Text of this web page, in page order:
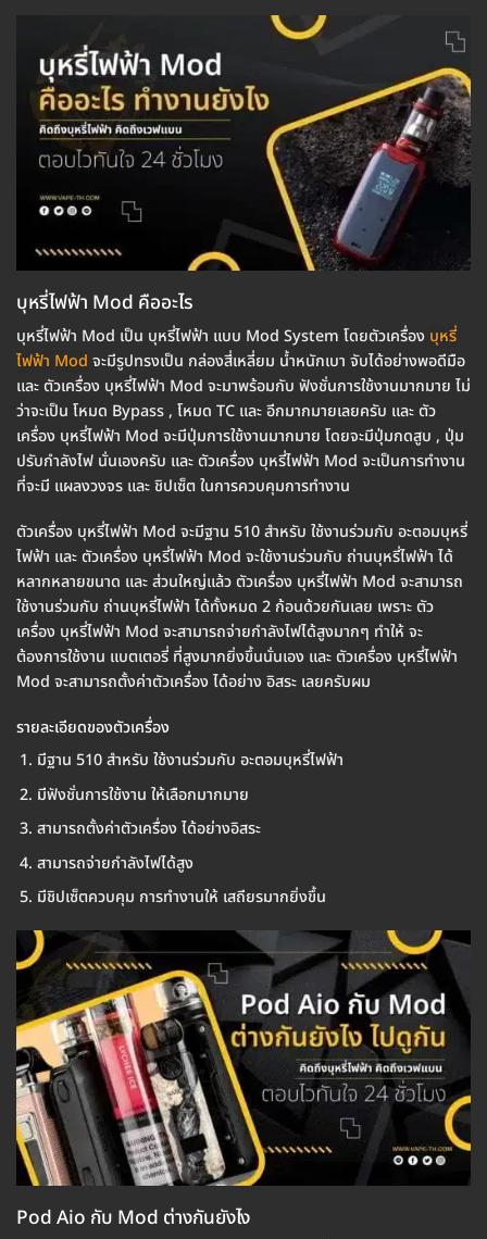
บุหรี่ไฟฟ้า Mod คืออะไร
บุหรี่ไฟฟ้า Mod เป็น บุหรี่ไฟฟ้า แบบ Mod System โดยตัวเครื่อง บุหรี่
ไฟฟ้า Mod จะมีรูปทรงเป็น กล่องสี่เหลี่ยม น้ำหนักเบา จับได้อย่างพอดีมือ
และ ตัวเครื่อง บุหรี่ไฟฟ้า Mod จะมาพร้อมกับ ฟังชั่นการใช้งานมากมาย ไม่
ว่าจะเป็น โหมด Bypass , โหมด TC และ อีกมากมายเลยครับ และ ตัว
เครื่อง บุหรี่ไฟฟ้า Mod จะมีปุ่มการใช้งานมากมาย โดยจะมีปุ่มกดสูบ , ปุ่ม
ปรับกำลังไฟ นั่นเองครับ และ ตัวเครื่อง บุหรี่ไฟฟ้า Mod จะเป็นการทำงาน
ที่จะมี แผลงวงจร และ ชิปเซ็ต ในการควบคุมการทำงาน
ตัวเครื่อง บุหรี่ไฟฟ้า Mod จะมีฐาน 510 สำหรับ ใช้งานร่วมกับ อะตอมบุหรี่
ไฟฟ้า และ ตัวเครื่อง บุหรี่ไฟฟ้า Mod จะใช้งานร่วมกับ ถ่านบุหรี่ไฟฟ้า ได้
หลากหลายขนาด และ ส่วนใหญ่แล้ว ตัวเครื่อง บุหรี่ไฟฟ้า Mod จะสามารถ
ใช้งานร่วมกับ ถ่านบุหรี่ไฟฟ้า ได้ทั้งหมด 2 ก้อนด้วยกันเลย เพราะ ตัว
เครื่อง บุหรี่ไฟฟ้า Mod จะสามารถจ่ายกำลังไฟได้สูงมากๆ ทำให้ จะ
ต้องการใช้งาน แบตเตอรี่ ที่สูงมากยิ่งขึ้นนั่นเอง และ ตัวเครื่อง บุหรี่ไฟฟ้า
Mod จะสามารถตั้งค่าตัวเครื่อง ได้อย่าง อิสระ เลยครับผม
รายละเอียดของตัวเครื่อง
มีฐาน 510 สำหรับ ใช้งานร่วมกับ อะตอมบุหรี่ไฟฟ้า
มีฟังชั่นการใช้งาน ให้เลือกมากมาย
สามารถตั้งค่าตัวเครื่อง ได้อย่างอิสระ
สามารถจ่ายกำลังไฟได้สูง
มีชิปเซ็ตควบคุม การทำงานให้ เสถียรมากยิ่งขึ้น
Pod Aio กับ Mod ต่างกันยังไง